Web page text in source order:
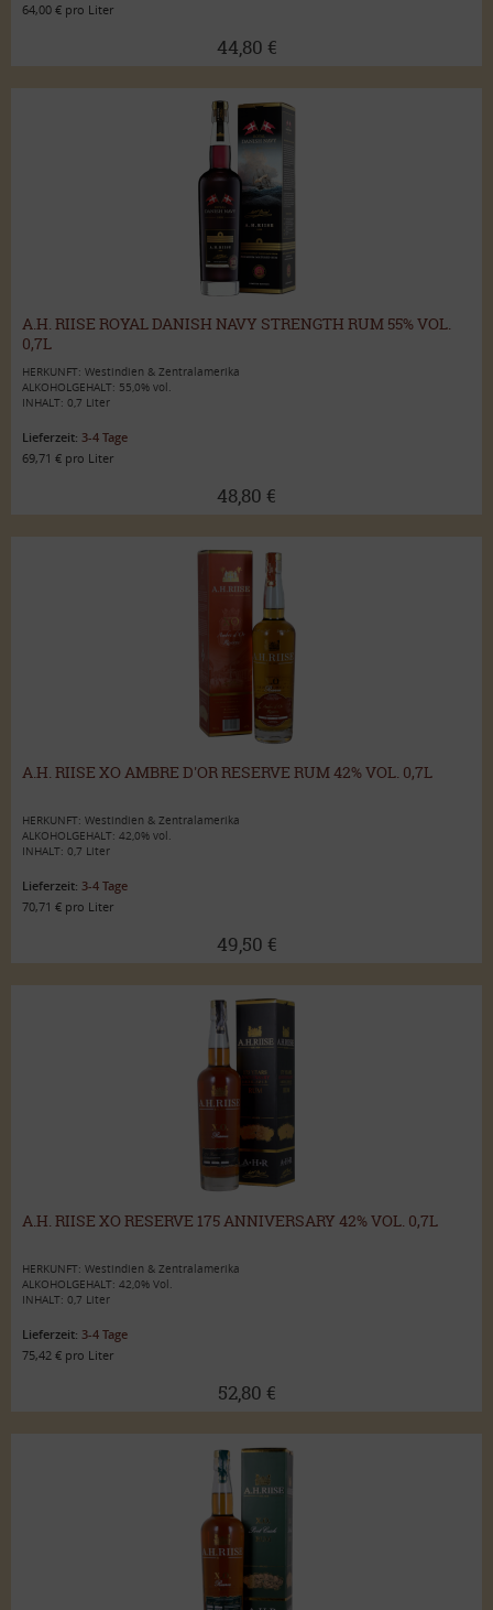
64,00 € pro Liter
44,80 €
A.H. RIISE ROYAL DANISH NAVY STRENGTH RUM 55% VOL.
0,7L
HERKUNFT: Westindien & Zentralamerika
ALKOHOLGEHALT: 55,0% vol.
INHALT: 0,7 Liter
Lieferzeit: 3-4 Tage
69,71 € pro Liter
48,80 €
A.H. RIISE XO AMBRE D'OR RESERVE RUM 42% VOL. 0,7L
HERKUNFT: Westindien & Zentralamerika
ALKOHOLGEHALT: 42,0% vol.
INHALT: 0,7 Liter
Lieferzeit: 3-4 Tage
70,71 € pro Liter
49,50 €
A.H. RIISE XO RESERVE 175 ANNIVERSARY 42% VOL. 0,7L
HERKUNFT: Westindien & Zentralamerika
ALKOHOLGEHALT: 42,0% Vol.
INHALT: 0,7 Liter
Lieferzeit: 3-4 Tage
75,42 € pro Liter
52,80 €